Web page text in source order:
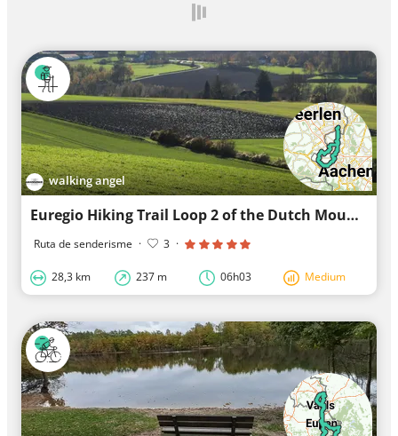
walking angel
Euregio Hiking Trail Loop 2 of the Dutch Mountain Trail from Museumplein Kerkrade
Ruta de senderisme · 3 ·
28,3 km 237 m 06h03 Medium